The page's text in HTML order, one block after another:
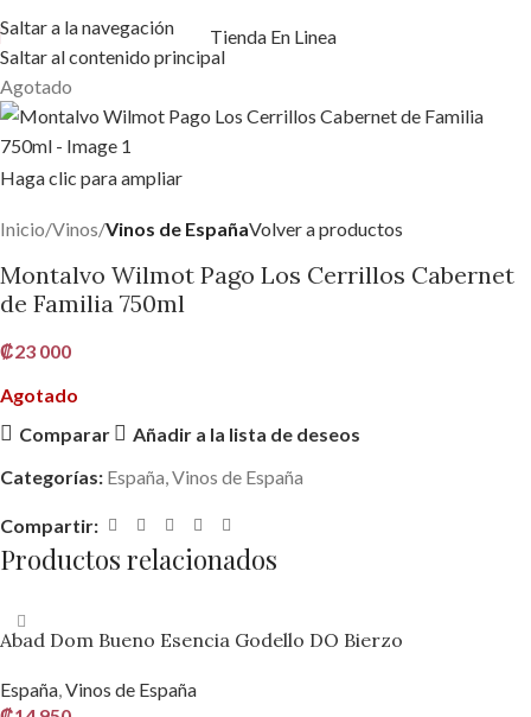
Saltar a la navegación
Saltar al contenido principal
Tienda En Linea
Agotado
Haga clic para ampliar
Inicio Vinos Vinos de EspañaVolver a productos
Montalvo Wilmot Pago Los Cerrillos Cabernet
de Familia 750ml
₡23 000
Agotado
Comparar
Añadir a la lista de deseos
Categorías: España,Vinos de España
Compartir:
Productos relacionados
Abad Dom Bueno Esencia Godello DO Bierzo
España,Vinos de España